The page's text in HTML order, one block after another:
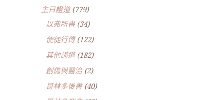
主日證道(779)
以弗所書(34)
使徒行傳(122)
其他講道(182)
創傷與醫治(2)
哥林多後書(40)